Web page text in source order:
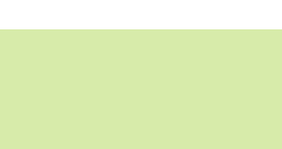
AKTIVIEREN